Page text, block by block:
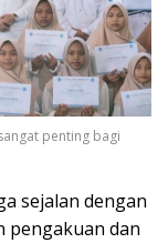
penting bagi
sejalan dengan
pengakuan dan